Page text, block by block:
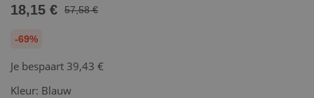
18,15 € 57,58 €
-69%
Je bespaart 39,43 €
Kleur: Blauw